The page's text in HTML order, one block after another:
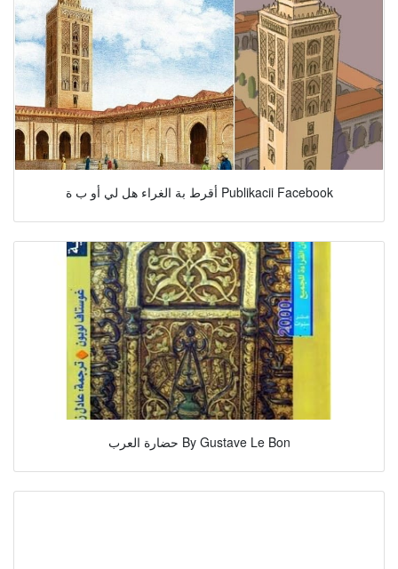
أقرط بة الغراء هل لي أو ب ة Publikacii Facebook
حضارة العرب By Gustave Le Bon